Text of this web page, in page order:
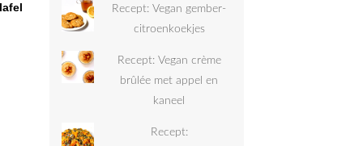
Recept: Vegan gember-
citroenkoekjes
Recept: Vegan crème
brûlée met appel en
kaneel
Recept: